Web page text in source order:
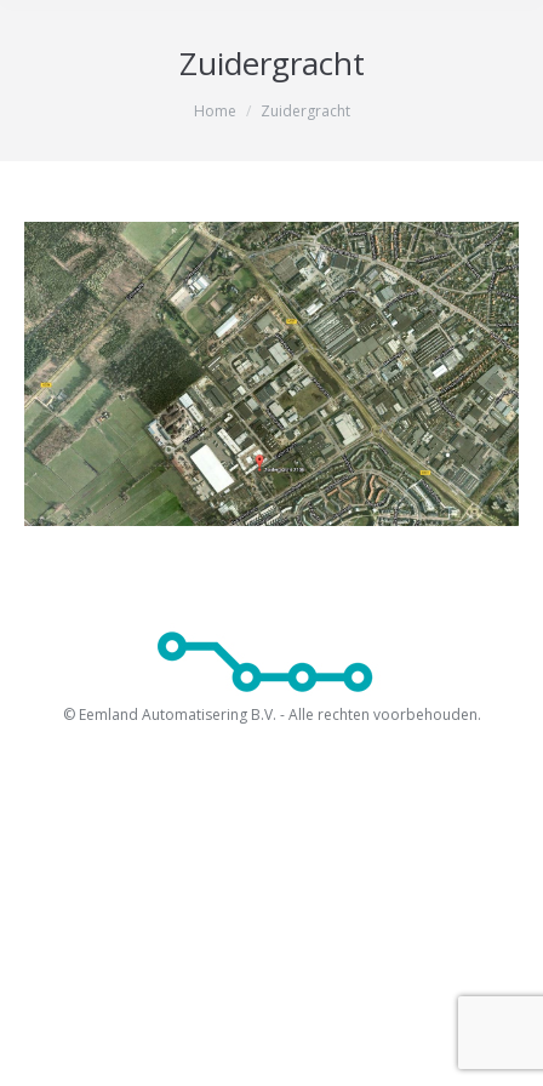
Zuidergracht
Home Zuidergracht
© Eemland Automatisering B.V. - Alle rechten voorbehouden.